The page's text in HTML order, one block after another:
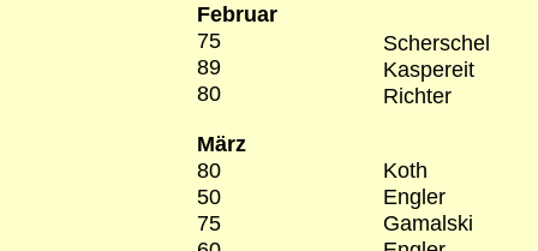
Februar
75
89
80
März
80
50
75
Scherschel
Kaspereit
Richter
Koth
Engler
Gamalski